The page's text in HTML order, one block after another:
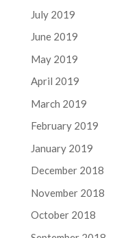
July 2019
June 2019
May 2019
April 2019
March 2019
February 2019
January 2019
December 2018
November 2018
October 2018